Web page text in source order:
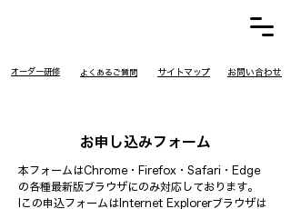
​オーダー研修 ​よくあるご質問 ​サイトマップ お問い合わせ
お申し込みフォーム
本フォームはChrome・Firefox・Safari・Edge
の各種最新版ブラウザにのみ対応しております。
Iこの申込フォームはInternet Explorerブラウザは